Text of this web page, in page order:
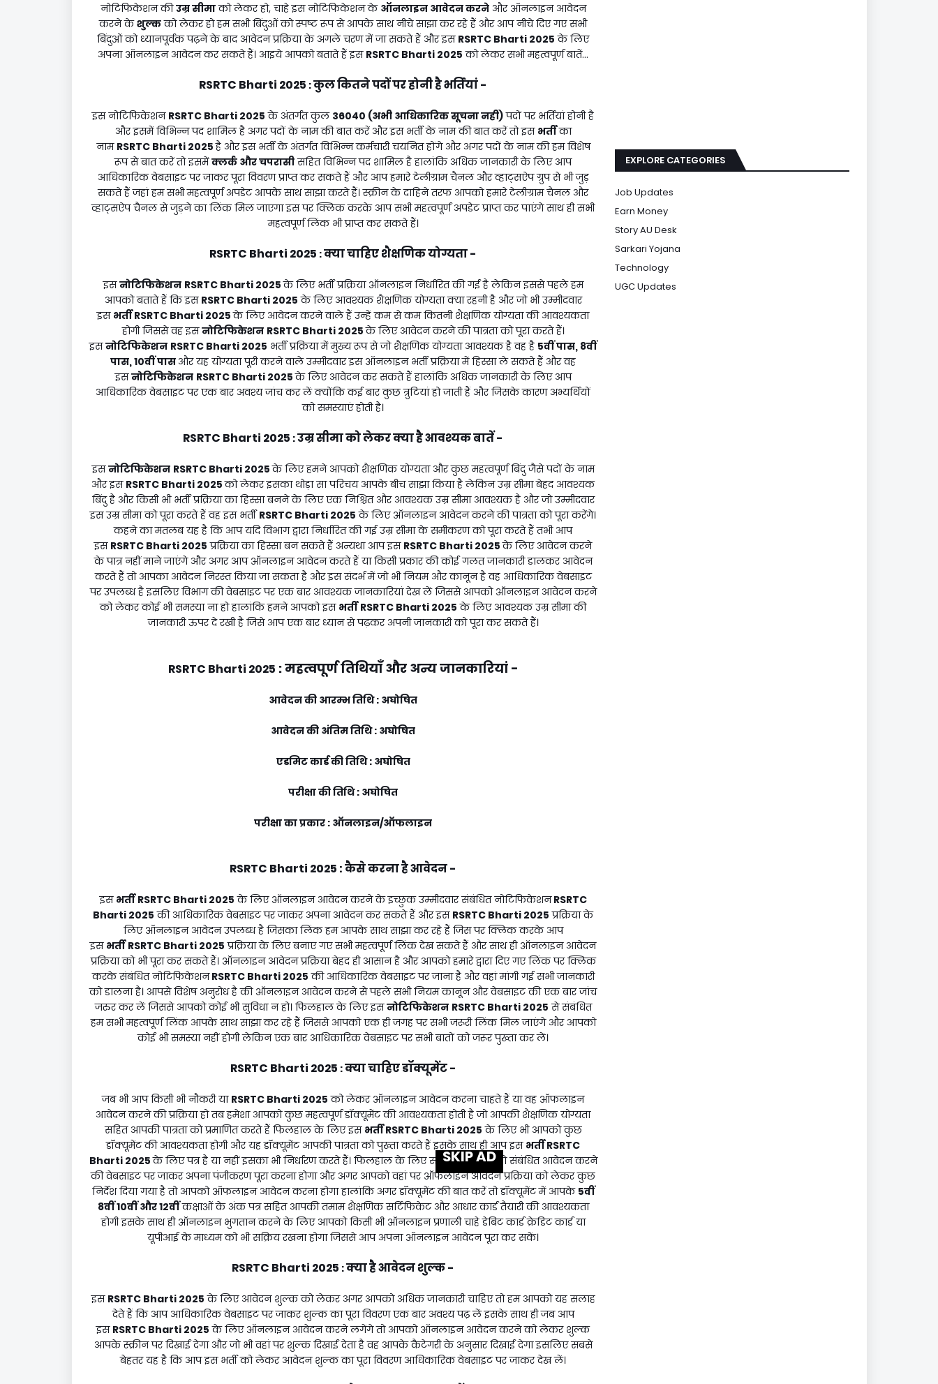
नोटिफिकेशन कीउम्र सीमाको लेकर हो, चाहे इस नोटिफिकेशन के ऑनलाइन आवेदन करनेऔर ऑनलाइन आवेदन
करने केशुल्कको लेकर हो हम सभी बिंदुओं को स्पष्ट रूप से आपके साथ नीचे साझा कर रहे हैं और आप नीचे दिए गए सभी
बिंदुओं को ध्यानपूर्वक पढ़ने के बाद आवेदन प्रक्रिया के अगले चरण में जा सकते हैं और इस RSRTC Bharti 2025 के लिए
अपना ऑनलाइन आवेदन कर सकते हैं। आइये आपको बताते हैं इस RSRTC Bharti 2025 को लेकर सभी महत्वपूर्ण बातें...
RSRTC Bharti 2025 :कुल कितने पदों पर होनी है भर्तियां -
इस नोटिफिकेशन RSRTC Bharti 2025 के अंतर्गत कुल 36040 (अभी आधिकारिक सूचना नही)पदों पर भर्तियां होनी है
और इसमें विभिन्न पद शामिल है अगर पदों के नाम की बात करें और इस भर्ती के नाम की बात करें तो इस भर्तीका
नाम RSRTC Bharti 2025है और इस भर्ती के अंतर्गत विभिन्न कर्मचारी चयनित होंगे और अगर पदों के नाम की हम विशेष
रूप से बात करें तो इसमेंक्लर्क और चपरासीसहित विभिन्न पद शामिल है हालांकि अधिक जानकारी के लिए आप
आधिकारिक वेबसाइट पर जाकर पूरा विवरण प्राप्त कर सकते हैं और आप हमारे टेलीग्राम चैनल और व्हाट्सऐप ग्रुप से भी जुड़
सकते हैं जहां हम सभी महत्वपूर्ण अपडेट आपके साथ साझा करते हैं। स्क्रीन के दाहिने तरफ आपको हमारे टेलीग्राम चैनल और
व्हाट्सऐप चैनल से जुड़ने का लिंक मिल जाएगा इस पर क्लिक करके आप सभी महत्वपूर्ण अपडेट प्राप्त कर पाएंगे साथ ही सभी
महत्वपूर्ण लिंक भी प्राप्त कर सकते हैं।
RSRTC Bharti 2025 :क्या चाहिए शैक्षणिक योग्यता -
इसनोटिफिकेशन RSRTC Bharti 2025के लिए भर्ती प्रक्रिया ऑनलाइन निर्धारित की गई है लेकिन इससे पहले हम
आपको बताते हैं कि इस RSRTC Bharti 2025 के लिए आवश्यक शैक्षणिक योग्यता क्या रहनी है और जो भी उम्मीदवार
इस भर्तीRSRTC Bharti 2025 के लिए आवेदन करने वाले हैं उन्हें कम से कम कितनी शैक्षणिक योग्यता की आवश्यकता
होगी जिससे वह इसनोटिफिकेशन RSRTC Bharti 2025के लिए आवेदन करने की पात्रता को पूरा करते हैं।
इसनोटिफिकेशन RSRTC Bharti 2025 भर्ती प्रक्रिया में मुख्य रूप से जो शैक्षणिक योग्यता आवश्यक है वह है 5वीं पास, 8वीं
पास, 10वीं पास और यह योग्यता पूरी करने वाले उम्मीदवार इस ऑनलाइन भर्ती प्रक्रिया में हिस्सा ले सकते हैं और वह
इसनोटिफिकेशन RSRTC Bharti 2025के लिए आवेदन कर सकते हैं हालांकि अधिक जानकारी के लिए आप
आधिकारिक वेबसाइट पर एक बार अवश्य जांच कर लें क्योंकि कई बार कुछ त्रुटियां हो जाती हैं और जिसके कारण अभ्यर्थियों
को समस्याएं होती है।
RSRTC Bharti 2025 :उम्र सीमा को लेकर क्या है आवश्यक बातें -
इसनोटिफिकेशन RSRTC Bharti 2025के लिए हमने आपको शैक्षणिक योग्यता और कुछ महत्वपूर्ण बिंदु जैसे पदों के नाम
और इस RSRTC Bharti 2025 को लेकर इसका थोड़ा सा परिचय आपके बीच साझा किया है लेकिन उम्र सीमा बेहद आवश्यक
बिंदु है और किसी भी भर्ती प्रक्रिया का हिस्सा बनने के लिए एक निश्चित और आवश्यक उम्र सीमा आवश्यक है और जो उम्मीदवार
इस उम्र सीमा को पूरा करते हैं वह इस भर्तीRSRTC Bharti 2025 के लिए ऑनलाइन आवेदन करने की पात्रता को पूरा करेंगे।
कहने का मतलब यह है कि आप यदि विभाग द्वारा निर्धारित की गई उम्र सीमा के समीकरण को पूरा करते हैं तभी आप
इस RSRTC Bharti 2025 प्रक्रिया का हिस्सा बन सकते हैं अन्यथा आप इस RSRTC Bharti 2025के लिए आवेदन करने
के पात्र नहीं माने जाएंगे और अगर आप ऑनलाइन आवेदन करते हैं या किसी प्रकार की कोई गलत जानकारी डालकर आवेदन
करते हैं तो आपका आवेदन निरस्त किया जा सकता है और इस संदर्भ में जो भी नियम और कानून है वह आधिकारिक वेबसाइट
पर उपलब्ध है इसलिए विभाग की वेबसाइट पर एक बार आवश्यक जानकारियां देख लें जिससे आपको ऑनलाइन आवेदन करने
को लेकर कोई भी समस्या ना हो हालांकि हमने आपको इस भर्ती RSRTC Bharti 2025 के लिए आवश्यक उम्र सीमा की
जानकारी ऊपर दे रखी है जिसे आप एक बार ध्यान से पढ़कर अपनी जानकारी को पूरा कर सकते हैं।
RSRTC Bharti 2025 :महत्वपूर्ण तिथियाँ और अन्य जानकारियां -
आवेदन की आरम्भ तिथि : अघोषित
आवेदन की अंतिम तिथि : अघोषित
एडमिट कार्ड की तिथि : अघोषित
परीक्षा की तिथि : अघोषित
परीक्षा का प्रकार : ऑनलाइन/ऑफलाइन
RSRTC Bharti 2025 :कैसे करना है आवेदन -
इस भर्ती RSRTC Bharti 2025 के लिए ऑनलाइन आवेदन करने के इच्छुक उम्मीदवार संबंधित नोटिफिकेशन RSRTC
Bharti 2025 की आधिकारिक वेबसाइट पर जाकर अपना आवेदन कर सकते हैं और इस RSRTC Bharti 2025 प्रक्रिया के
लिए ऑनलाइन आवेदन उपलब्ध है जिसका लिंक हम आपके साथ साझा कर रहे हैं जिस पर क्लिक करके आप
इस भर्ती RSRTC Bharti 2025 प्रक्रिया के लिए बनाए गए सभी महत्वपूर्ण लिंक देख सकते हैं और साथ ही ऑनलाइन आवेदन
प्रक्रिया को भी पूरा कर सकते हैं। ऑनलाइन आवेदन प्रक्रिया बेहद ही आसान है और आपको हमारे द्वारा दिए गए लिंक पर क्लिक
करके संबंधित नोटिफिकेशन RSRTC Bharti 2025 की आधिकारिक वेबसाइट पर जाना है और वहां मांगी गई सभी जानकारी
को डालना है। आपसे विशेष अनुरोध है की ऑनलाइन आवेदन करने से पहले सभी नियम कानून और वेबसाइट की एक बार जांच
जरुर कर लें जिससे आपको कोई भी सुविधा न हो। फिलहाल के लिए इसनोटिफिकेशन RSRTC Bharti 2025 से संबंधित
हम सभी महत्वपूर्ण लिंक आपके साथ साझा कर रहे हैं जिससे आपको एक ही जगह पर सभी जरूरी लिंक मिल जाएंगे और आपको
कोई भी समस्या नहीं होगी लेकिन एक बार आधिकारिक वेबसाइट पर सभी बातों को जरूर पुख्ता कर लें।
RSRTC Bharti 2025 :क्या चाहिए डॉक्यूमेंट -
जब भी आप किसी भी नौकरी या RSRTC Bharti 2025 को लेकर ऑनलाइन आवेदन करना चाहते हैं या वह ऑफलाइन
आवेदन करने की प्रक्रिया हो तब हमेशा आपको कुछ महत्वपूर्ण डॉक्यूमेंट की आवश्यकता होती है जो आपकी शैक्षणिक योग्यता
सहित आपकी पात्रता को प्रमाणित करते हैं फिलहाल के लिए इस भर्तीRSRTC Bharti 2025 के लिए भी आपको कुछ
डॉक्यूमेंट की आवश्यकता होगी और यह डॉक्यूमेंट आपकी पात्रता को पुख्ता करते हैं इसके साथ ही आप इस भर्तीRSRTC
Bharti 2025के लिए पत्र है या नहीं इसका भी निर्धारण करते हैं। फिलहाल के लिए सबसे पहले आपको संबंधित आवेदन करने
की वेबसाइट पर जाकर अपना पंजीकरण पूरा करना होगा और अगर आपको वहां पर ऑफलाइन आवेदन प्रक्रिया को लेकर कुछ
निर्देश दिया गया है तो आपको ऑफलाइन आवेदन करना होगा हालांकि अगर डॉक्यूमेंट की बात करें तो डॉक्यूमेंट में आपके 5वीं
8वीं 10वीं और 12वींकक्षाओं के अंक पत्र सहित आपकी तमाम शैक्षणिक सर्टिफिकेट और आधार कार्ड तैयारी की आवश्यकता
होगी इसके साथ ही ऑनलाइन भुगतान करने के लिए आपको किसी भी ऑनलाइन प्रणाली चाहे डेबिट कार्ड क्रेडिट कार्ड या
यूपीआई के माध्यम को भी सक्रिय रखना होगा जिससे आप अपना ऑनलाइन आवेदन पूरा कर सकें।
RSRTC Bharti 2025 :क्या है आवेदन शुल्क -
इस RSRTC Bharti 2025 के लिए आवेदन शुल्क को लेकर अगर आपको अधिक जानकारी चाहिए तो हम आपको यह सलाह
देते हैं कि आप आधिकारिक वेबसाइट पर जाकर शुल्क का पूरा विवरण एक बार अवश्य पढ़ लें इसके साथ ही जब आप
इस RSRTC Bharti 2025 के लिए ऑनलाइन आवेदन करने लगेंगे तो आपको ऑनलाइन आवेदन करने को लेकर शुल्क
आपके स्क्रीन पर दिखाई देगा और जो भी वहां पर शुल्क दिखाई देता है वह आपके कैटेगरी के अनुसार दिखाई देगा इसलिए सबसे
बेहतर यह है कि आप इस भर्ती को लेकर आवेदन शुल्क का पूरा विवरण आधिकारिक वेबसाइट पर जाकर देख लें।
EXPLORE CATEGORIES
Job Updates
Earn Money
Story AU Desk
Sarkari Yojana
Technology
UGC Updates
SKIP AD